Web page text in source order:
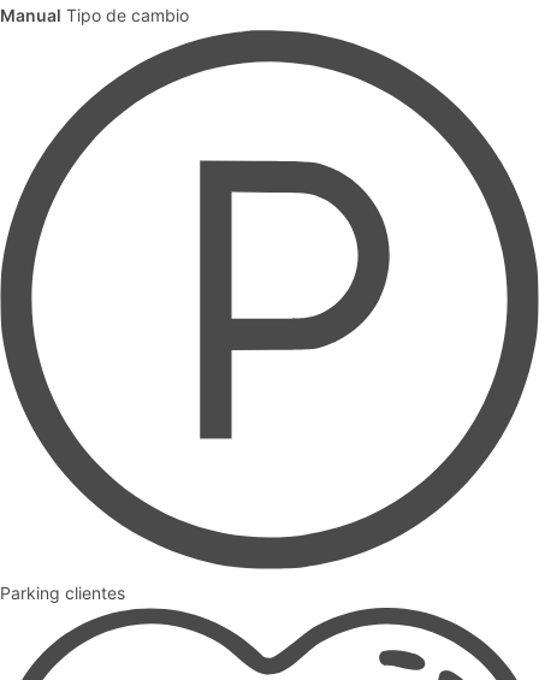
Manual Tipo de cambio
Parking clientes